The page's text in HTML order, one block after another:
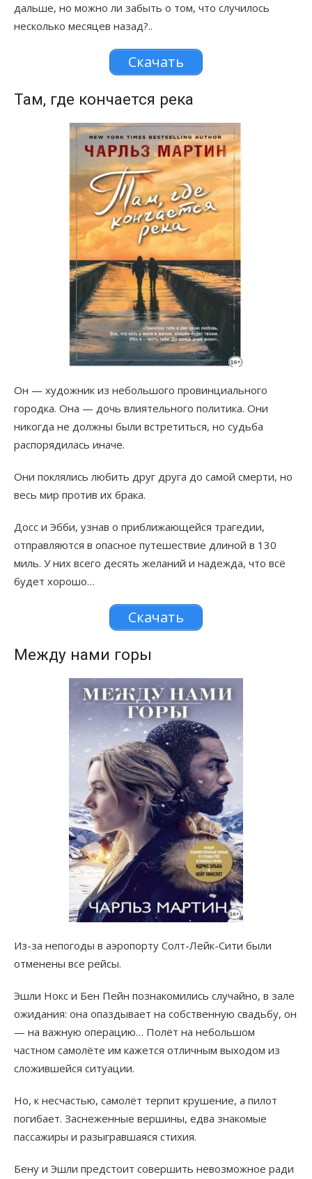
дальше, но можно ли забыть о том, что случилось
несколько месяцев назад?..
Скачать
Там, где кончается река
Он — художник из небольшого провинциального
городка. Она — дочь влиятельного политика. Они
никогда не должны были встретиться, но судьба
распорядилась иначе.
Они поклялись любить друг друга до самой смерти, но
весь мир против их брака.
Досс и Эбби, узнав о приближающейся трагедии,
отправляются в опасное путешествие длиной в 130
миль. У них всего десять желаний и надежда, что всё
будет хорошо…
Скачать
Между нами горы
Из-за непогоды в аэропорту Солт-Лейк-Сити были
отменены все рейсы.
Эшли Нокс и Бен Пейн познакомились случайно, в зале
ожидания: она опаздывает на собственную свадьбу, он
— на важную операцию… Полёт на небольшом
частном самолёте им кажется отличным выходом из
сложившейся ситуации.
Но, к несчастью, самолёт терпит крушение, а пилот
погибает. Заснеженные вершины, едва знакомые
пассажиры и разыгравшаяся стихия.
Бену и Эшли предстоит совершить невозможное ради